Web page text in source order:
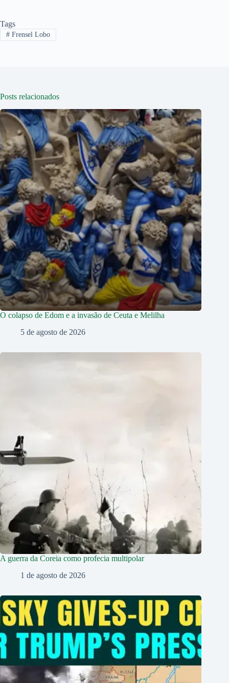
Tags
#Frensel Lobo
Posts relacionados
O colapso de Edom e a invasão de Ceuta e Melilha
5 de agosto de 2026
A guerra da Coreia como profecia multipolar
1 de agosto de 2026